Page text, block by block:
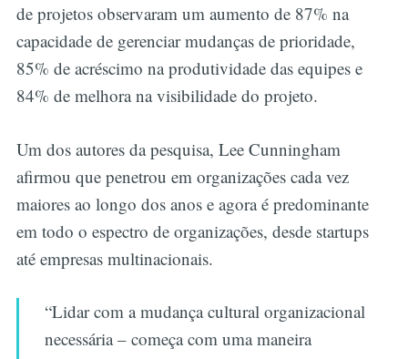
de projetos observaram um aumento de 87% na
capacidade de gerenciar mudanças de prioridade,
85% de acréscimo na produtividade das equipes e
84% de melhora na visibilidade do projeto.
Um dos autores da pesquisa, Lee Cunningham
afirmou que penetrou em organizações cada vez
maiores ao longo dos anos e agora é predominante
em todo o espectro de organizações, desde startups
até empresas multinacionais.
“Lidar com a mudança cultural organizacional
necessária – começa com uma maneira